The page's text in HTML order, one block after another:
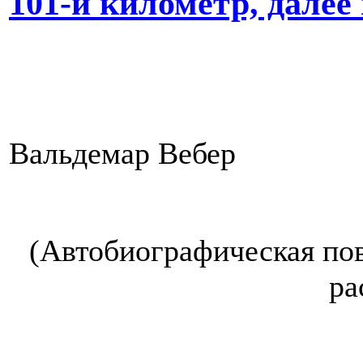
Вальдемар Вебер
(Автобиографическая